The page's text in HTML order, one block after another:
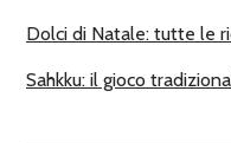
Dolci di Natale: tutte le
Sahkku: il gioco